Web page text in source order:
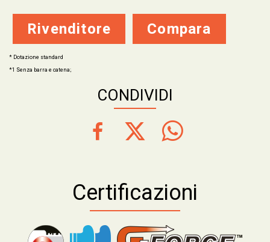
Rivenditore Compara
* Dotazione standard
*1 Senza barra e catena;
CONDIVIDI
Certificazioni